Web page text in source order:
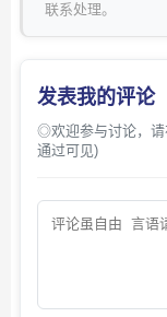
联系处理。
发表我的评论
◎欢迎参与讨论，请
通过可见)